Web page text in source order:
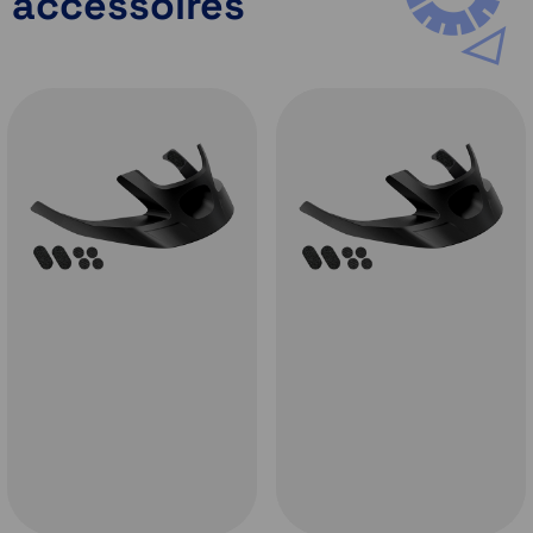
RideConnected App. Door deze app te gebruiken kun
je verbinding maken met gebruikers waar ook ter
wereld, zolang je telefoon maar beschikt over een
Praat met mede-fietsers met Group Intercom
De Sena R1 Smart Cycling
helm beschikt over Group